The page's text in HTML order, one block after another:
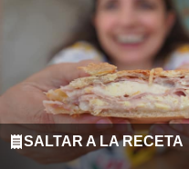
SALTAR A LA RECETA